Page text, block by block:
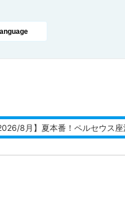
夏本番！ペルセウス座流星群